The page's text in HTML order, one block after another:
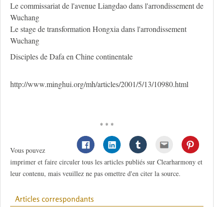
Le commissariat de l'avenue Liangdao dans l'arrondissement de
Wuchang
Le stage de transformation Hongxia dans l'arrondissement
Wuchang
Disciples de Dafa en Chine continentale
http://www.minghui.org/mh/articles/2001/5/13/10980.html
* * *
Vous pouvez
imprimer et faire circuler tous les articles publiés sur Clearharmony et
leur contenu, mais veuillez ne pas omettre d'en citer la source.
Articles correspondants